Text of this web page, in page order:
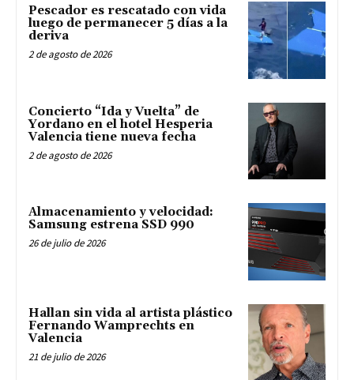
Pescador es rescatado con vida
luego de permanecer 5 días a la
deriva
2 de agosto de 2026
Concierto “Ida y Vuelta” de
Yordano en el hotel Hesperia
Valencia tiene nueva fecha
2 de agosto de 2026
Almacenamiento y velocidad:
Samsung estrena SSD 990
26 de julio de 2026
Hallan sin vida al artista plástico
Fernando Wamprechts en
Valencia
21 de julio de 2026